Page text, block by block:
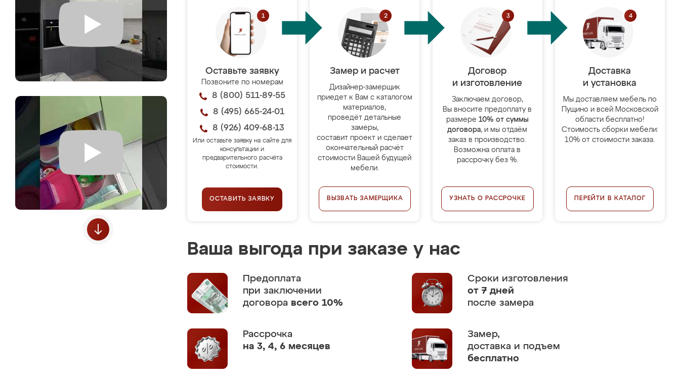
Оставьте заявку
Позвоните по номерам
8 (800) 511-89-55
8 (495) 665-24-01
8 (926) 409-68-13
Или оставьте заявку на сайте для
консультации и
предварительного расчёта
стоимости.
ОСТАВИТЬ ЗАЯВКУ
Замер и расчет
Дизайнер-замерщик
приедет к Вам с каталогом
материалов,
проведёт детальные
замеры,
составит проект и сделает
окончательный расчёт
стоимости Вашей будущей
мебели.
ВЫЗВАТЬ ЗАМЕРЩИКА
Договор
и изготовление
Заключаем договор,
Вы вносите предоплату в
размере 10% от суммы
договора, и мы отдаём
заказ в производство.
Возможна оплата в
рассрочку без %.
УЗНАТЬ О РАССРОЧКЕ
Доставка
и установка
Мы доставляем мебель по
Пущино и всей Московской
области бесплатно!
Стоимость сборки мебели:
10% от стоимости заказа.
ПЕРЕЙТИ В КАТАЛОГ
Ваша выгода при заказе у нас
Предоплата
при заключении
договора всего 10%
Сроки изготовления
от 7 дней
после замера
Рассрочка
на 3, 4, 6 месяцев
Замер,
доставка и подъем
бесплатно